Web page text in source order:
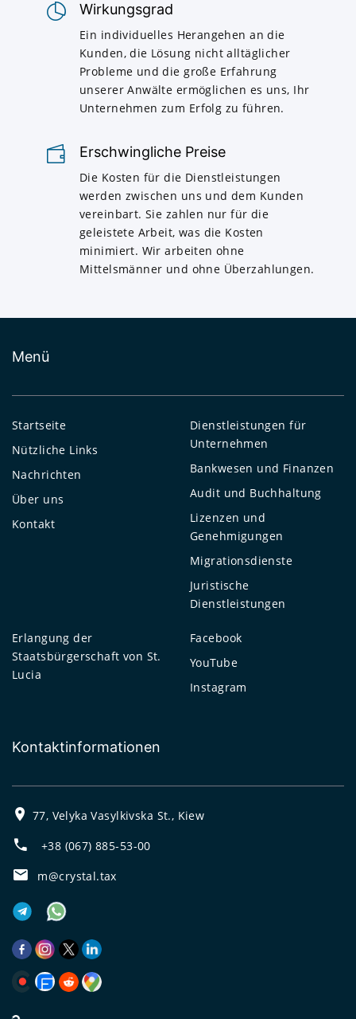
Wirkungsgrad
Ein individuelles Herangehen an die
Kunden, die Lösung nicht alltäglicher
Probleme und die große Erfahrung
unserer Anwälte ermöglichen es uns, Ihr
Unternehmen zum Erfolg zu führen.
Erschwingliche Preise
Die Kosten für die Dienstleistungen
werden zwischen uns und dem Kunden
vereinbart. Sie zahlen nur für die
geleistete Arbeit, was die Kosten
minimiert. Wir arbeiten ohne
Mittelsmänner und ohne Überzahlungen.
Menü
Startseite
Nützliche Links
Nachrichten
Über uns
Kontakt
Dienstleistungen für
Unternehmen
Bankwesen und Finanzen
Audit und Buchhaltung
Lizenzen und
Genehmigungen
Migrationsdienste
Juristische
Dienstleistungen
Erlangung der
Staatsbürgerschaft von St.
Lucia
Facebook
YouTube
Instagram
Kontaktinformationen
77, Velyka Vasylkivska St., Kiew
+38 (067) 885-53-00
m@crystal.tax